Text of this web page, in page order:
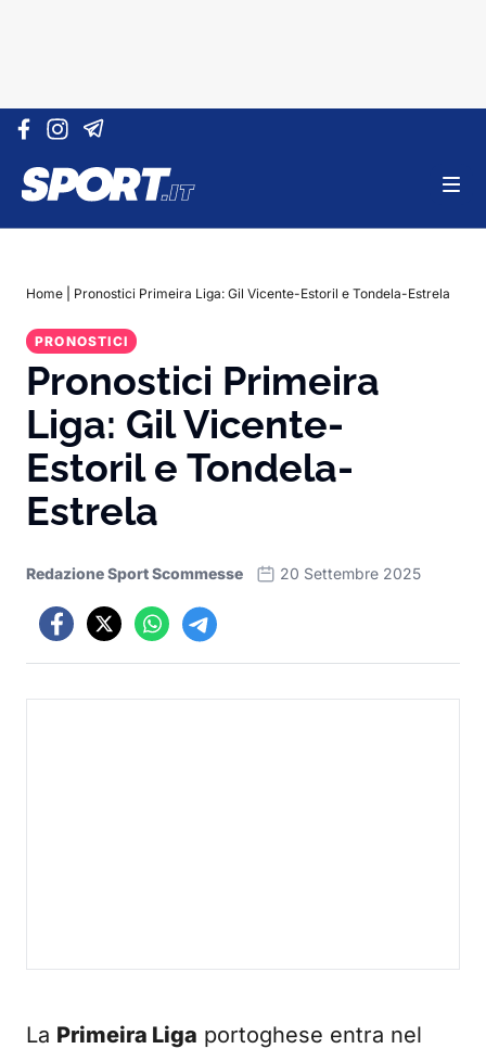
Vai al contenuto
Home Pronostici Primeira Liga: Gil Vicente-Estoril e Tondela-Estrela
PRONOSTICI
Pronostici Primeira
Liga: Gil Vicente-
Estoril e Tondela-
Estrela
Redazione Sport Scommesse 20 Settembre 2025
La Primeira Liga portoghese entra nel